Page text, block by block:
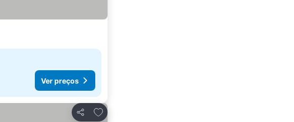
Ver preços
Partilhar
Adicionar aos favoritos